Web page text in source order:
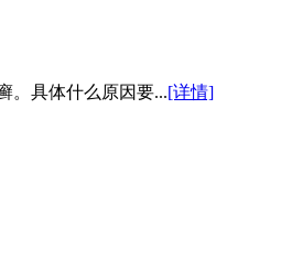
。具体什么原因要...[详情]